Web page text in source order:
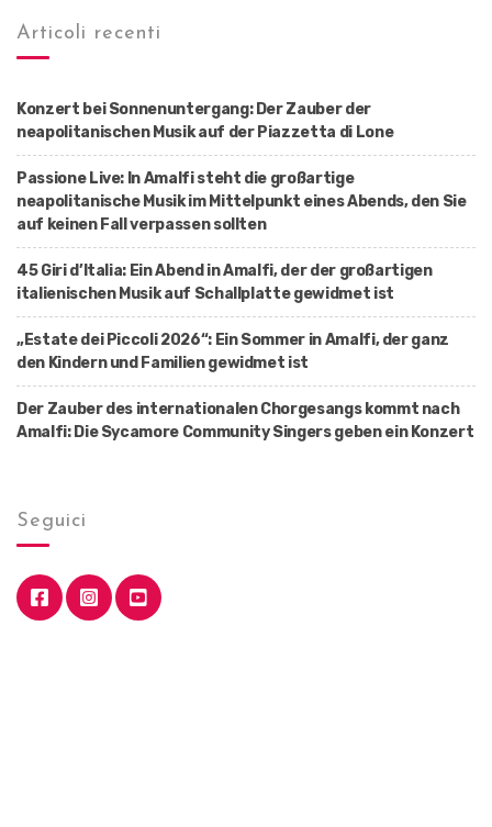
Articoli recenti
Konzert bei Sonnenuntergang: Der Zauber der
neapolitanischen Musik auf der Piazzetta di Lone
Passione Live: In Amalfi steht die großartige
neapolitanische Musik im Mittelpunkt eines Abends, den Sie
auf keinen Fall verpassen sollten
45 Giri d’Italia: Ein Abend in Amalfi, der der großartigen
italienischen Musik auf Schallplatte gewidmet ist
„Estate dei Piccoli 2026“: Ein Sommer in Amalfi, der ganz
den Kindern und Familien gewidmet ist
Der Zauber des internationalen Chorgesangs kommt nach
Amalfi: Die Sycamore Community Singers geben ein Konzert
Seguici